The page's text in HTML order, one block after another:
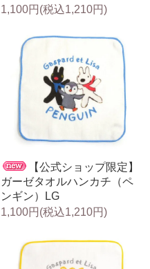
1,100円(税込1,210円)
【公式ショップ限定】
ガーゼタオルハンカチ（ペ
ンギン）LG
1,100円(税込1,210円)